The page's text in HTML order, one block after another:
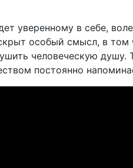
уверенному в себе,
особый смысл, в том
человеческую душу.
постоянно